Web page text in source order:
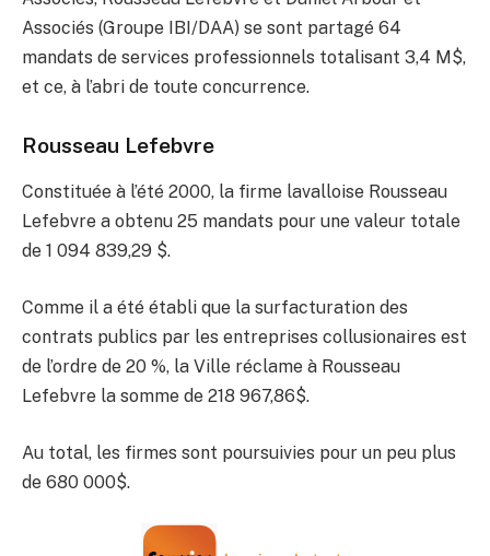
Associés (Groupe IBI/DAA) se sont partagé 64
mandats de services professionnels totalisant 3,4 M$,
et ce, à l’abri de toute concurrence.
Rousseau Lefebvre
Constituée à l’été 2000, la firme lavalloise Rousseau
Lefebvre a obtenu 25 mandats pour une valeur totale
de 1 094 839,29 $.
Comme il a été établi que la surfacturation des
contrats publics par les entreprises collusionaires est
de l’ordre de 20 %, la Ville réclame à Rousseau
Lefebvre la somme de 218 967,86$.
Au total, les firmes sont poursuivies pour un peu plus
de 680 000$.